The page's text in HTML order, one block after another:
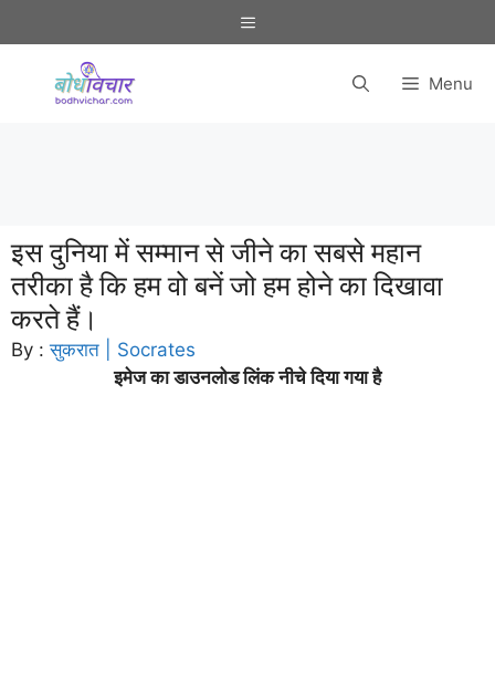
to
Menu
Menu
इस दुनिया में सम्मान से जीने का सबसे महान
तरीका है कि हम वो बनें जो हम होने का दिखावा
करते हैं।
By :सुकरात | Socrates
इमेज का डाउनलोड लिंक नीचे दिया गया है